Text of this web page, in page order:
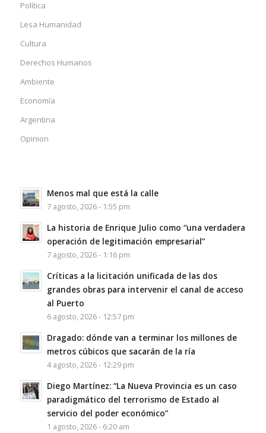
Política
Lesa Humanidad
Cultura
Derechos Humanos
Ambiente
Economía
Argentina
Opinion
Menos mal que está la calle
7 agosto, 2026 - 1:55 pm
La historia de Enrique Julio como “una verdadera
operación de legitimación empresarial”
7 agosto, 2026 - 1:16 pm
Críticas a la licitación unificada de las dos
grandes obras para intervenir el canal de acceso
al Puerto
6 agosto, 2026 - 12:57 pm
Dragado: dónde van a terminar los millones de
metros cúbicos que sacarán de la ría
4 agosto, 2026 - 12:29 pm
Diego Martínez: “La Nueva Provincia es un caso
paradigmático del terrorismo de Estado al
servicio del poder económico”
1 agosto, 2026 - 6:20 am